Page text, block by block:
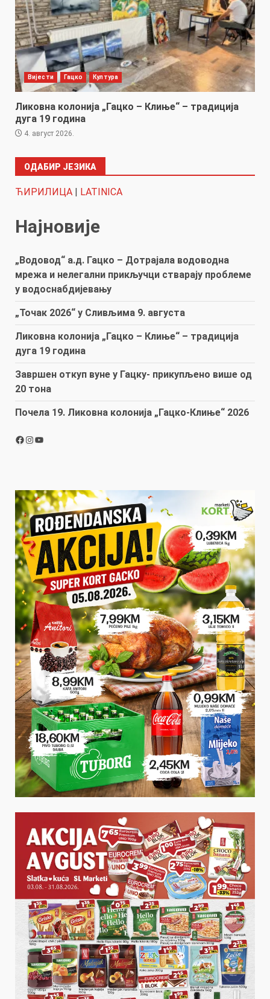
Вијести Гацко Култура
Ликовна колонија „Гацко – Клиње“ – традиција
дуга 19 година
4. август 2026.
ОДАБИР ЈЕЗИКА
ЋИРИЛИЦА | LATINICA
Најновије
„Водовод“ а.д. Гацко – Дотрајала водоводна
мрежа и нелегални прикључци стварају проблеме
у водоснабдијевању
„Точак 2026“ у Сливљима 9. августа
Ликовна колонија „Гацко – Клиње“ – традиција
дуга 19 година
Завршен откуп вуне у Гацку- прикупљено више од
20 тона
Почела 19. Ликовна колонија „Гацко-Клиње“ 2026
Facebook
Instagram
YouTube